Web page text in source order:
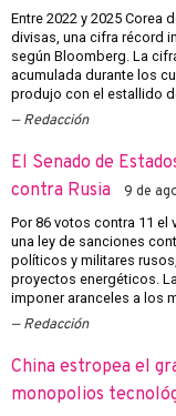
Entre 2022 y 2025 Corea
divisas, una cifra récord
según Bloomberg. La
acumulada durante los
produjo con el estallido
Redacción
El Senado de
contra Rusia
9 de
Por 86 votos contra 11 el
una ley de sanciones
políticos y militares
proyectos energéticos.
imponer aranceles a los
Redacción
China estropea el
monopolios